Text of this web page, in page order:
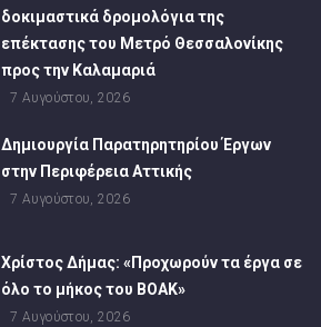
δοκιμαστικά δρομολόγια της
επέκτασης του Μετρό Θεσσαλονίκης
προς την Καλαμαριά
7 Αυγούστου, 2026
Δημιουργία Παρατηρητηρίου Έργων
στην Περιφέρεια Αττικής
7 Αυγούστου, 2026
Χρίστος Δήμας: «Προχωρούν τα έργα σε
όλο το μήκος του ΒΟΑΚ»
7 Αυγούστου, 2026